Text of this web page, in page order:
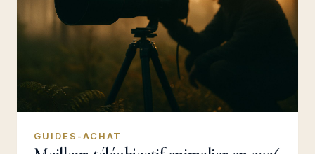
GUIDES-ACHAT